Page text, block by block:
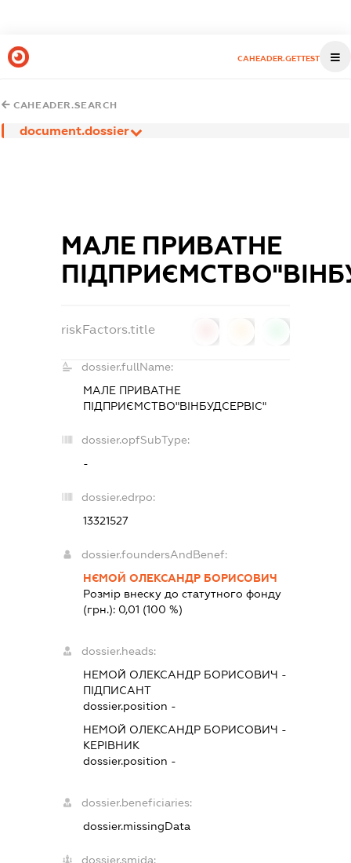
CAHEADER.GETTEST
CAHEADER.SEARCH
document.dossier
МАЛЕ ПРИВАТНЕ
riskFactors.title
dossier.fullName:
МАЛЕ ПРИВАТНЕ
ПІДПРИЄМСТВО"ВІНБУДСЕРВІС"
dossier.opfSubType:
-
dossier.edrpo:
13321527
dossier.foundersAndBenef:
НЄМОЙ ОЛЕКСАНДР БОРИСОВИЧ
Розмір внеску до статутного фонду
(грн.): 0,01 (100 %)
dossier.heads:
НЕМОЙ ОЛЕКСАНДР БОРИСОВИЧ -
ПІДПИСАНТ
dossier.position -
НЕМОЙ ОЛЕКСАНДР БОРИСОВИЧ -
КЕРІВНИК
dossier.position -
dossier.beneficiaries:
dossier.missingData
dossier.smida: